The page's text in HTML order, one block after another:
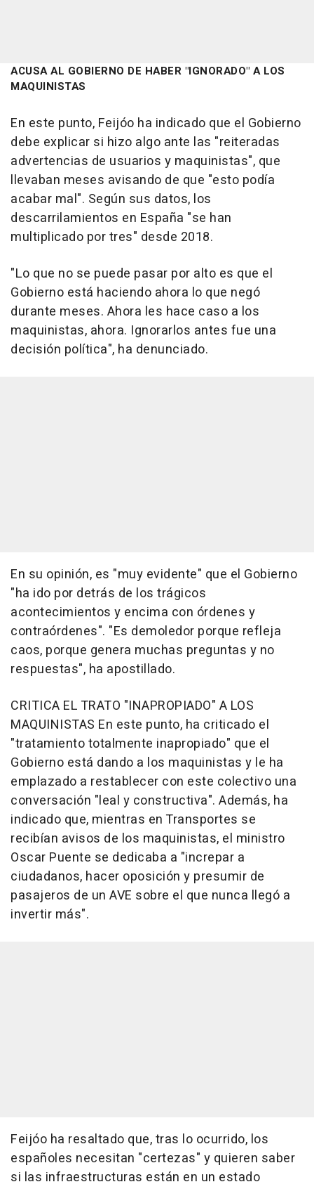
ACUSA AL GOBIERNO DE HABER "IGNORADO" A LOS
MAQUINISTAS
En este punto, Feijóo ha indicado que el Gobierno
debe explicar si hizo algo ante las "reiteradas
advertencias de usuarios y maquinistas", que
llevaban meses avisando de que "esto podía
acabar mal". Según sus datos, los
descarrilamientos en España "se han
multiplicado por tres" desde 2018.
"Lo que no se puede pasar por alto es que el
Gobierno está haciendo ahora lo que negó
durante meses. Ahora les hace caso a los
maquinistas, ahora. Ignorarlos antes fue una
decisión política", ha denunciado.
En su opinión, es "muy evidente" que el Gobierno
"ha ido por detrás de los trágicos
acontecimientos y encima con órdenes y
contraórdenes". "Es demoledor porque refleja
caos, porque genera muchas preguntas y no
respuestas", ha apostillado.
CRITICA EL TRATO "INAPROPIADO" A LOS
MAQUINISTAS En este punto, ha criticado el
"tratamiento totalmente inapropiado" que el
Gobierno está dando a los maquinistas y le ha
emplazado a restablecer con este colectivo una
conversación "leal y constructiva". Además, ha
indicado que, mientras en Transportes se
recibían avisos de los maquinistas, el ministro
Oscar Puente se dedicaba a "increpar a
ciudadanos, hacer oposición y presumir de
pasajeros de un AVE sobre el que nunca llegó a
invertir más".
Feijóo ha resaltado que, tras lo ocurrido, los
españoles necesitan "certezas" y quieren saber
si las infraestructuras están en un estado